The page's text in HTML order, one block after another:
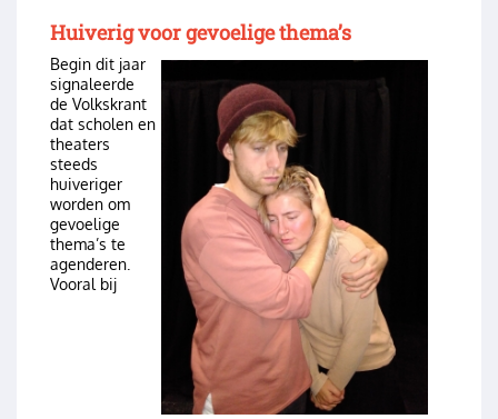
Huiverig voor gevoelige thema’s
Begin dit jaar
signaleerde
de Volkskrant
dat scholen en
theaters
steeds
huiveriger
worden om
gevoelige
thema’s te
agenderen.
Vooral bij